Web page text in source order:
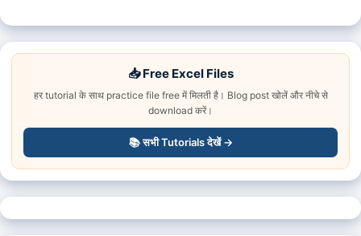
📥 Free Excel Files
हर tutorial के साथ practice file free में मिलती है। Blog post खोलें और नीचे से
download करें।
📚 सभी Tutorials देखें →